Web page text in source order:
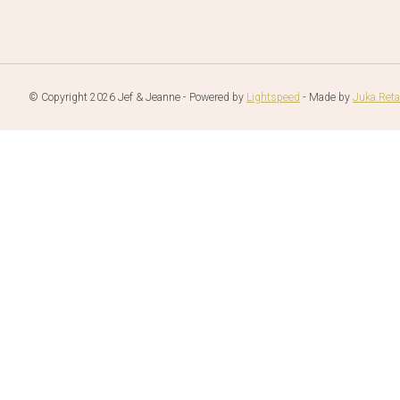
© Copyright 2026 Jef & Jeanne - Powered by Lightspeed - Made by